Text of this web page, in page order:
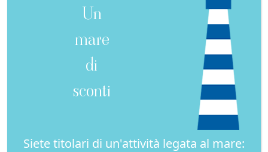
Un
mare
di
sconti
Siete titolari di un'attività legata al mare: